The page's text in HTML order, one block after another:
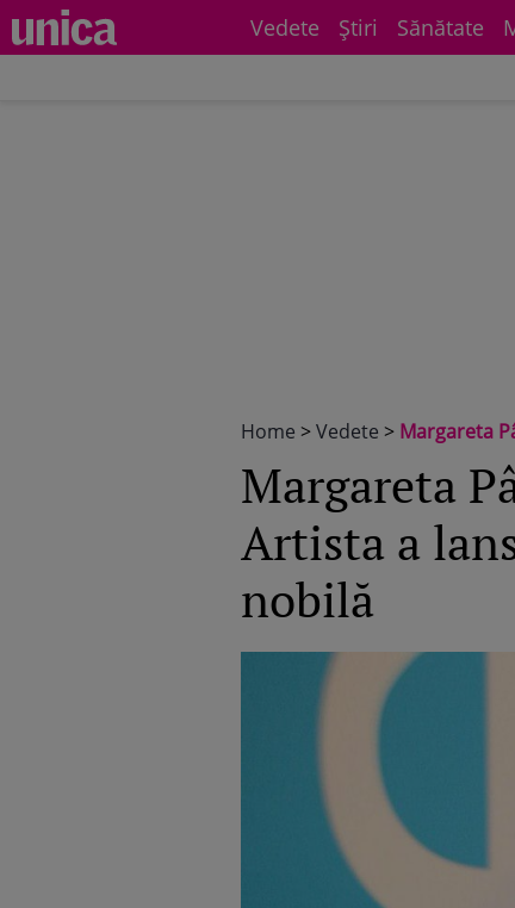
Vedete Știri Sănătate
Home >Vedete > Margareta
Margareta
Artista a
nobilă